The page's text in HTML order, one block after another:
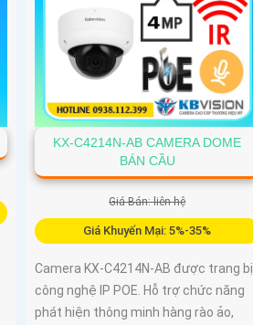
KX-C4214N-AB CAMERA DOME
BÁN CẦU
Giá Bán: liên hệ
Giá Khuyến Mại: 5%-35%
Camera KX-C4214N-AB được trang bị
công nghệ IP POE. Hỗ trợ chức năng
phát hiện thông minh hàng rào ảo,